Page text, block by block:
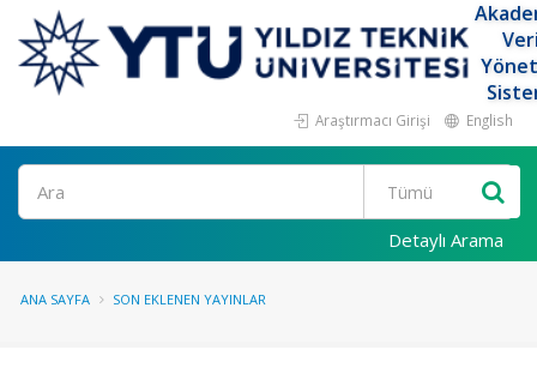
Araştırmacı Girişi English
Ara
Detaylı Arama
ANA SAYFA SON EKLENEN YAYINLAR